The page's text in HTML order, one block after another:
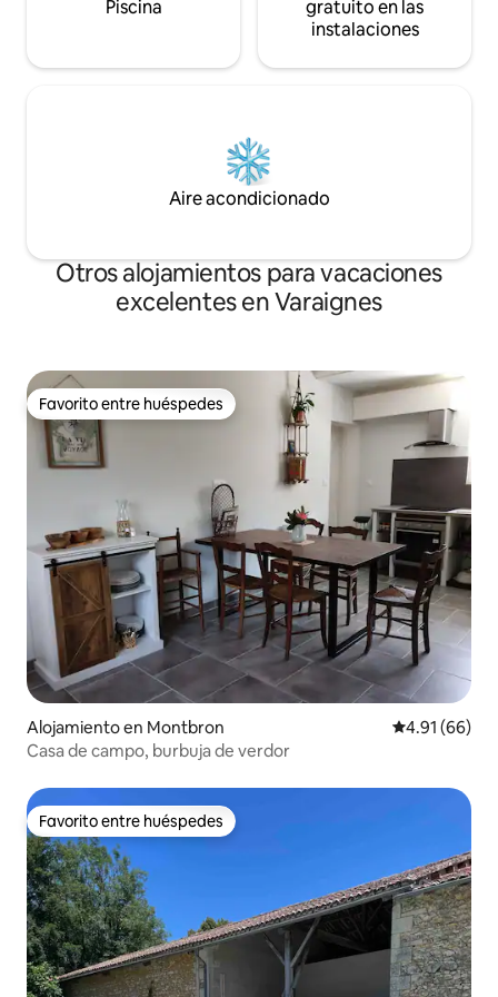
Piscina
gratuito en las
instalaciones
Aire acondicionado
Otros alojamientos para vacaciones
excelentes en Varaignes
Favorito entre huéspedes
Favorito entre huéspedes
Alojamiento en Montbron Calificación
4.91 (66)
Casa de campo, burbuja de verdor
Favorito entre huéspedes
Favorito entre huéspedes